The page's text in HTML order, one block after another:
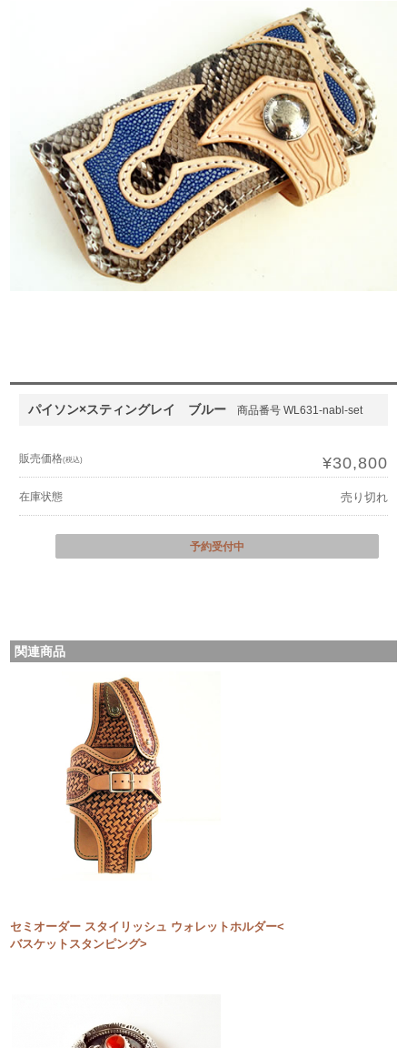
パイソン×スティングレイ ブルー 商品番号 WL631-nabl-set
販売価格(税込) ¥30,800
在庫状態 売り切れ
予約受付中
関連商品
セミオーダー スタイリッシュ ウォレットホルダー<
バスケットスタンピング>